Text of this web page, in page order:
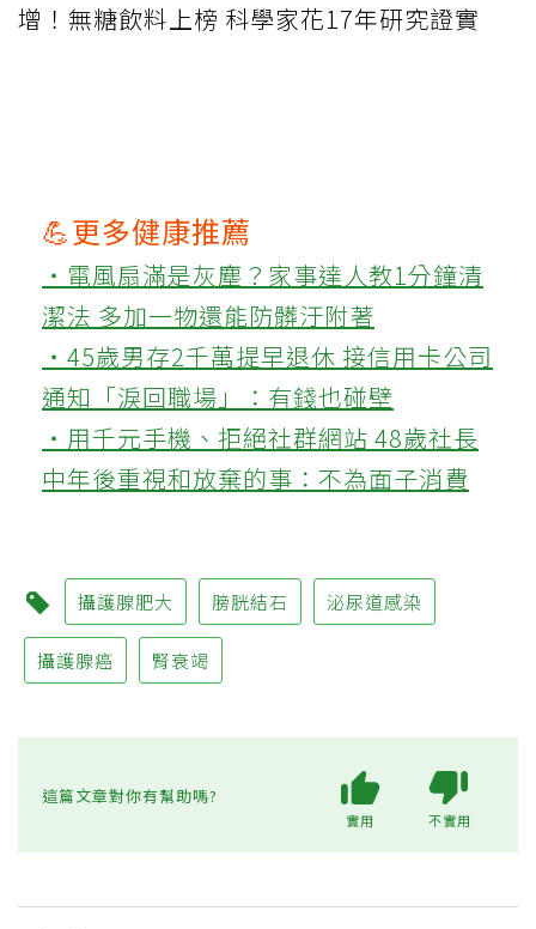
增！無糖飲料上榜 科學家花17年研究證實
💪更多健康推薦
‧電風扇滿是灰塵？家事達人教1分鐘清
潔法 多加一物還能防髒汙附著
‧45歲男存2千萬提早退休 接信用卡公司
通知「淚回職場」：有錢也碰壁
‧用千元手機、拒絕社群網站 48歲社長
中年後重視和放棄的事：不為面子消費
攝護腺肥大 膀胱結石 泌尿道感染
攝護腺癌 腎衰竭
這篇文章對你有幫助嗎?
實用 不實用